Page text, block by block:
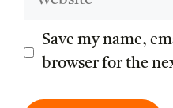
Save my name,
browser for the